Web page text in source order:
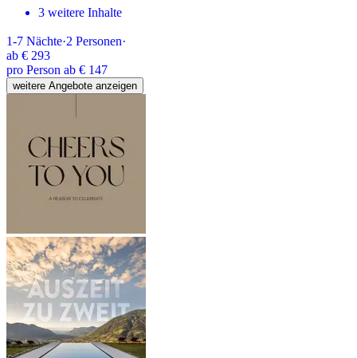
3 weitere Inhalte
1-7 Nächte·2 Personen·
ab € 293
pro Person ab € 147
weitere Angebote anzeigen